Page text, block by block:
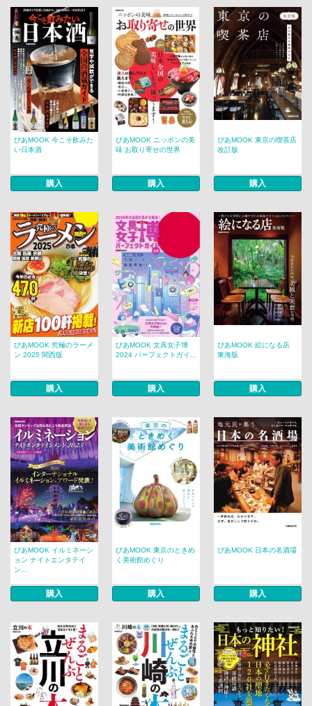
ぴあMOOK 今こそ飲みた
い日本酒
購入
ぴあMOOK ニッポンの美
味 お取り寄せの世界
購入
ぴあMOOK 東京の喫茶店
改訂版
購入
ぴあMOOK 究極のラーメ
ン 2025 関西版
購入
ぴあMOOK 文具女子博
2024 パーフェクトガイ...
購入
ぴあMOOK 絵になる店
東海版
購入
ぴあMOOK イルミネーシ
ョン ナイトエンタテイ
ン...
購入
ぴあMOOK 東京のときめ
く美術館めぐり
購入
ぴあMOOK 日本の名酒場
購入